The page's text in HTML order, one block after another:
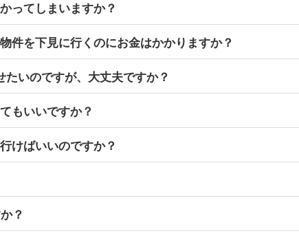
ってしまいますか？
件を下見に行くのにお金はかかりますか？
いのですが、大丈夫ですか？
もいいですか？
けばいいのですか？
？